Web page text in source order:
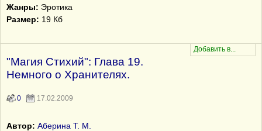
Жанры: Эротика
Размер: 19 Кб
"Магия Стихий": Глава 19.
Немного о Хранителях.
0 17.02.2009
Автор: Аберина Т. М.